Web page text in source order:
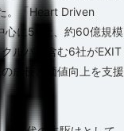
。「Heart Driven
心に58社、約60億規模
ルバを含む6社がEXIT
成長と価値向上を支援